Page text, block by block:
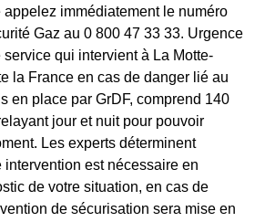
immédiatement le numéro
Gaz au 0 800 47 33 33. Urgence
qui intervient à La Motte-
la France en cas de danger lié au
en place par GrDF, comprend 140
jour et nuit pour pouvoir
Les experts déterminent
intervention est nécessaire en
de votre situation, en cas de
de sécurisation sera mise en